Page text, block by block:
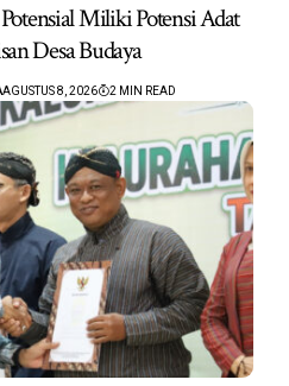
Miliki Potensi Adat
Desa Budaya
AGUSTUS 8, 2026 2 MIN READ